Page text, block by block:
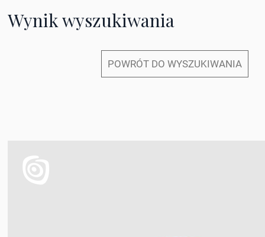
Wynik wyszukiwania
POWRÓT DO WYSZUKIWANIA